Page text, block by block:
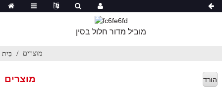
מוביל מדור חלול בסין
בַּיִת מוצרים
מוצרים הורד